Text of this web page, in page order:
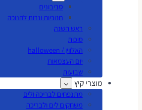
סביבונים
חנוכיות ונרות לחנוכה
ראש השנה
סוכות
האלווין / halloween
יום העצמאות
שבועות
מוצרי קיץ
מתנפחים לבריכה ולים
משחקים לים ולבריכה